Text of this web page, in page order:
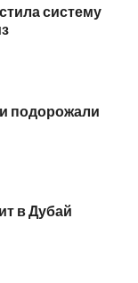
систему
подорожали
в Дубай